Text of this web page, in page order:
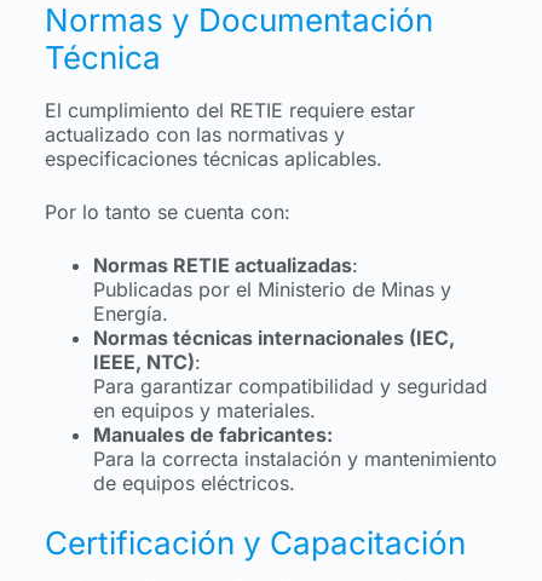
Normas y Documentación
Técnica
El cumplimiento del RETIE requiere estar
actualizado con las normativas y
especificaciones técnicas aplicables.
Por lo tanto se cuenta con:
Normas RETIE actualizadas:
Publicadas por el Ministerio de Minas y
Energía.
Normas técnicas internacionales (IEC,
IEEE, NTC):
Para garantizar compatibilidad y seguridad
en equipos y materiales.
Manuales de fabricantes:
Para la correcta instalación y mantenimiento
de equipos eléctricos.
Certificación y Capacitación